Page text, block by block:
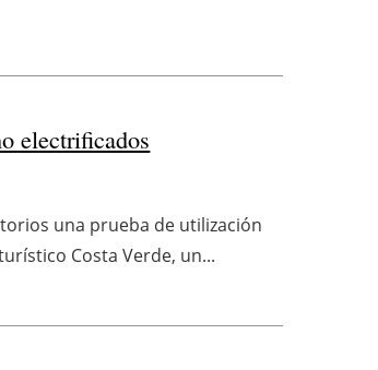
electrificados
una prueba de utilización
Costa Verde, un...